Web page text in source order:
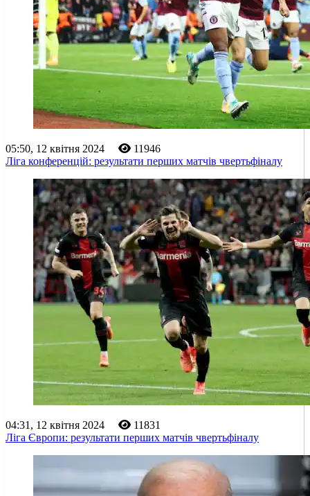
05:50, 12 квітня 2024
11946
Ліга конференцій: результати перших матчів чвертьфіналу
04:31, 12 квітня 2024
11831
Ліга Європи: результати перших матчів чвертьфіналу